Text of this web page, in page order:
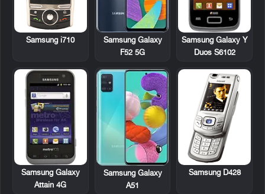
Samsung Galaxy Y
Duos S6102
Samsung Galaxy
F52 5G
Samsung i710
Samsung D428
Samsung Galaxy
A51
Samsung Galaxy
Attain 4G